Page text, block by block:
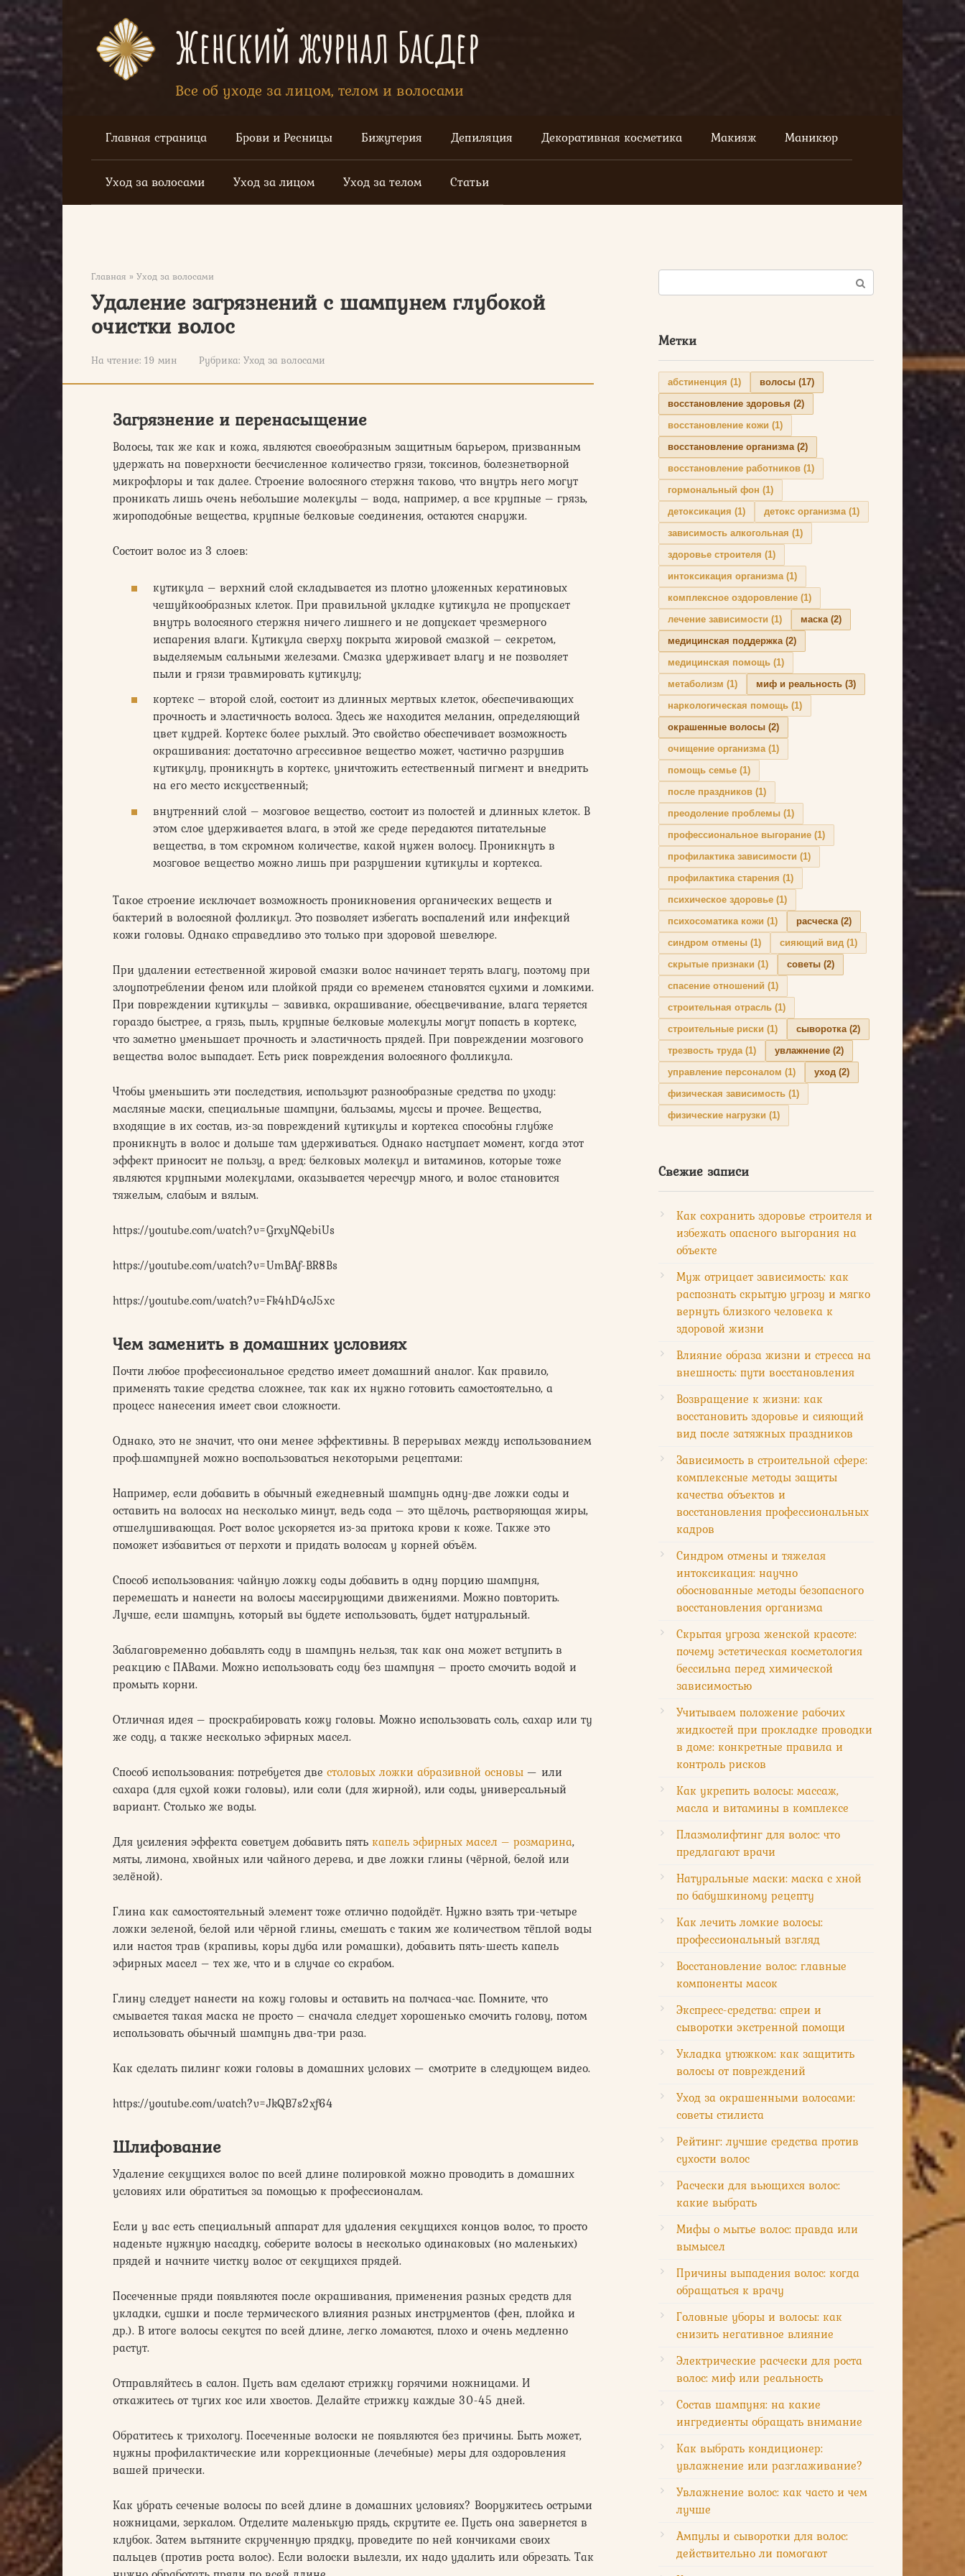
Перейти
к
контенту
Женский журнал Басдер
Все об уходе за лицом, телом и волосами
Главная страница Брови и Ресницы Бижутерия Депиляция Декоративная косметика Макияж Маникюр
Уход за волосами Уход за лицом Уход за телом Статьи
Главная » Уход за волосами
Удаление загрязнений с шампунем глубокой
очистки волос
На чтение: 19 мин Рубрика: Уход за волосами
Загрязнение и перенасыщение
Волосы, так же как и кожа, являются своеобразным защитным барьером, призванным
удержать на поверхности бесчисленное количество грязи, токсинов, болезнетворной
микрофлоры и так далее. Строение волосяного стержня таково, что внутрь него могут
проникать лишь очень небольшие молекулы – вода, например, а все крупные – грязь,
жироподобные вещества, крупные белковые соединения, остаются снаружи.
Состоит волос из 3 слоев:
кутикула – верхний слой складывается из плотно уложенных кератиновых
чешуйкообразных клеток. При правильной укладке кутикула не пропускает
внутрь волосяного стержня ничего лишнего и не допускает чрезмерного
испарения влаги. Кутикула сверху покрыта жировой смазкой – секретом,
выделяемым сальными железами. Смазка удерживает влагу и не позволяет
пыли и грязи травмировать кутикулу;
кортекс – второй слой, состоит из длинных мертвых клеток, обеспечивающих
прочность и эластичность волоса. Здесь же находится меланин, определяющий
цвет кудрей. Кортекс более рыхлый. Это свойство обеспечивает возможность
окрашивания: достаточно агрессивное вещество может, частично разрушив
кутикулу, проникнуть в кортекс, уничтожить естественный пигмент и внедрить
на его место искусственный;
внутренний слой – мозговое вещество, состоит из полостей и длинных клеток. В
этом слое удерживается влага, в этой же среде передаются питательные
вещества, в том скромном количестве, какой нужен волосу. Проникнуть в
мозговое вещество можно лишь при разрушении кутикулы и кортекса.
Такое строение исключает возможность проникновения органических веществ и
бактерий в волосяной фолликул. Это позволяет избегать воспалений или инфекций
кожи головы. Однако справедливо это только при здоровой шевелюре.
При удалении естественной жировой смазки волос начинает терять влагу, поэтому при
злоупотреблении феном или плойкой пряди со временем становятся сухими и ломкими.
При повреждении кутикулы – завивка, окрашивание, обесцвечивание, влага теряется
гораздо быстрее, а грязь, пыль, крупные белковые молекулы могут попасть в кортекс,
что заметно уменьшает прочность и эластичность прядей. При повреждении мозгового
вещества волос выпадает. Есть риск повреждения волосяного фолликула.
Чтобы уменьшить эти последствия, используют разнообразные средства по уходу:
масляные маски, специальные шампуни, бальзамы, муссы и прочее. Вещества,
входящие в их состав, из-за повреждений кутикулы и кортекса способны глубже
проникнуть в волос и дольше там удерживаться. Однако наступает момент, когда этот
эффект приносит не пользу, а вред: белковых молекул и витаминов, которые тоже
являются крупными молекулами, оказывается чересчур много, и волос становится
тяжелым, слабым и вялым.
https://youtube.com/watch?v=GrxyNQebiUs
https://youtube.com/watch?v=UmBAf-BR8Bs
https://youtube.com/watch?v=Fk4hD4cJ5xc
Чем заменить в домашних условиях
Почти любое профессиональное средство имеет домашний аналог. Как правило,
применять такие средства сложнее, так как их нужно готовить самостоятельно, а
процесс нанесения имеет свои сложности.
Однако, это не значит, что они менее эффективны. В перерывах между использованием
проф.шампуней можно воспользоваться некоторыми рецептами:
Например, если добавить в обычный ежедневный шампунь одну-две ложки соды и
оставить на волосах на несколько минут, ведь сода – это щёлочь, растворяющая жиры,
отшелушивающая. Рост волос ускоряется из-за притока крови к коже. Также это
поможет избавиться от перхоти и придать волосам у корней объём.
Способ использования: чайную ложку соды добавить в одну порцию шампуня,
перемешать и нанести на волосы массирующими движениями. Можно повторить.
Лучше, если шампунь, который вы будете использовать, будет натуральный.
Заблаговременно добавлять соду в шампунь нельзя, так как она может вступить в
реакцию с ПАВами. Можно использовать соду без шампуня – просто смочить водой и
промыть корни.
Отличная идея – проскрабировать кожу головы. Можно использовать соль, сахар или ту
же соду, а также несколько эфирных масел.
Способ использования: потребуется две столовых ложки абразивной основы — или
сахара (для сухой кожи головы), или соли (для жирной), или соды, универсальный
вариант. Столько же воды.
Для усиления эффекта советуем добавить пять капель эфирных масел – розмарина,
мяты, лимона, хвойных или чайного дерева, и две ложки глины (чёрной, белой или
зелёной).
Глина как самостоятельный элемент тоже отлично подойдёт. Нужно взять три-четыре
ложки зеленой, белой или чёрной глины, смешать с таким же количеством тёплой воды
или настоя трав (крапивы, коры дуба или ромашки), добавить пять-шесть капель
эфирных масел – тех же, что и в случае со скрабом.
Глину следует нанести на кожу головы и оставить на полчаса-час. Помните, что
смывается такая маска не просто – сначала следует хорошенько смочить голову, потом
использовать обычный шампунь два-три раза.
Как сделать пилинг кожи головы в домашних услових — смотрите в следующем видео.
https://youtube.com/watch?v=JkQB7s2xf64
Шлифование
Удаление секущихся волос по всей длине полировкой можно проводить в домашних
условиях или обратиться за помощью к профессионалам.
Если у вас есть специальный аппарат для удаления секущихся концов волос, то просто
наденьте нужную насадку, соберите волосы в несколько одинаковых (но маленьких)
прядей и начните чистку волос от секущихся прядей.
Посеченные пряди появляются после окрашивания, применения разных средств для
укладки, сушки и после термического влияния разных инструментов (фен, плойка и
др.). В итоге волосы секутся по всей длине, легко ломаются, плохо и очень медленно
растут.
Отправляйтесь в салон. Пусть вам сделают стрижку горячими ножницами. И
откажитесь от тугих кос или хвостов. Делайте стрижку каждые 30-45 дней.
Обратитесь к трихологу. Посеченные волоски не появляются без причины. Быть может,
нужны профилактические или коррекционные (лечебные) меры для оздоровления
вашей прически.
Как убрать сеченые волосы по всей длине в домашних условиях? Вооружитесь острыми
ножницами, зеркалом. Отделите маленькую прядь, скрутите ее. Пусть она завернется в
клубок. Затем вытяните скрученную прядку, проведите по ней кончиками своих
пальцев (против роста волос). Если волоски вылезли, их надо удалить или обрезать. Так
Поиск:
Метки
абстиненция (1) волосы (17)
восстановление здоровья (2)
восстановление кожи (1)
восстановление организма(2)
восстановление работников (1)
гормональный фон (1)
детоксикация (1) детокс организма(1)
зависимость алкогольная (1)
здоровье строителя (1)
интоксикация организма(1)
комплексное оздоровление (1)
лечение зависимости (1) маска(2)
медицинская поддержка(2)
медицинская помощь (1)
метаболизм (1) миф и реальность (3)
наркологическая помощь (1)
окрашенные волосы (2)
очищение организма(1)
помощь семье (1)
после праздников (1)
преодоление проблемы (1)
профессиональное выгорание (1)
профилактика зависимости (1)
профилактика старения (1)
психическое здоровье (1)
психосоматика кожи (1) расческа(2)
синдром отмены (1) сияющий вид (1)
скрытые признаки (1) советы (2)
спасение отношений (1)
строительная отрасль (1)
строительные риски (1) сыворотка(2)
трезвость труда(1) увлажнение (2)
управление персоналом (1) уход (2)
физическая зависимость (1)
физические нагрузки (1)
Свежие записи
Как сохранить здоровье строителя и
избежать опасного выгорания на
объекте
Муж отрицает зависимость: как
распознать скрытую угрозу и мягко
вернуть близкого человека к
здоровой жизни
Влияние образа жизни и стресса на
внешность: пути восстановления
Возвращение к жизни: как
восстановить здоровье и сияющий
вид после затяжных праздников
Зависимость в строительной сфере:
комплексные методы защиты
качества объектов и
восстановления профессиональных
кадров
Синдром отмены и тяжелая
интоксикация: научно
обоснованные методы безопасного
восстановления организма
Скрытая угроза женской красоте:
почему эстетическая косметология
бессильна перед химической
зависимостью
Учитываем положение рабочих
жидкостей при прокладке проводки
в доме: конкретные правила и
контроль рисков
Как укрепить волосы: массаж,
масла и витамины в комплексе
Плазмолифтинг для волос: что
предлагают врачи
Натуральные маски: маска с хной
по бабушкиному рецепту
Как лечить ломкие волосы:
профессиональный взгляд
Восстановление волос: главные
компоненты масок
Экспресс-средства: спреи и
сыворотки экстренной помощи
Укладка утюжком: как защитить
волосы от повреждений
Уход за окрашенными волосами:
советы стилиста
Рейтинг: лучшие средства против
сухости волос
Расчески для вьющихся волос:
какие выбрать
Мифы о мытье волос: правда или
вымысел
Причины выпадения волос: когда
обращаться к врачу
Головные уборы и волосы: как
снизить негативное влияние
Электрические расчески для роста
волос: миф или реальность
Состав шампуня: на какие
ингредиенты обращать внимание
Как выбрать кондиционер:
увлажнение или разглаживание?
Увлажнение волос: как часто и чем
лучше
Ампулы и сыворотки для волос:
действительно ли помогают